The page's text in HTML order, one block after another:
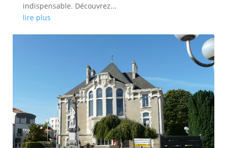
indispensable. Découvrez...
lire plus